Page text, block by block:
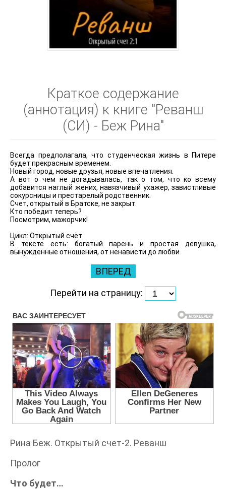
Краткое содержание
(аннотация) к книге "Реванш
(СИ) - Беж Рина"
Всегда предполагала, что студенческая жизнь в Питере
будет прекрасным временем.
Новый город, новые друзья, новые впечатления.
А вот о чем не догадывалась, так о том, что ко всему
добавится наглый жених, навязчивый ухажер, завистливые
сокурсницы и престарелый родственник.
Счет, открытый в Братске, не закрыт.
Кто победит теперь?
Посмотрим, мажорчик!
Цикл: Открытый счёт
В тексте есть: богатый парень и простая девушка,
вынужденные отношения, от ненависти до любви
ВПЕРЕД
Перейти на страницу:
Рина Беж. Открытый счет-2. Реванш
Пролог
Что будет…